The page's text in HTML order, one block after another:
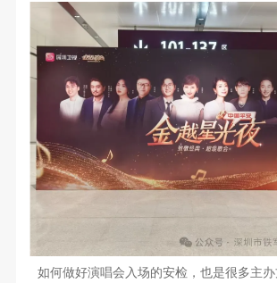
如何做好演唱会入场的安检，也是很多主